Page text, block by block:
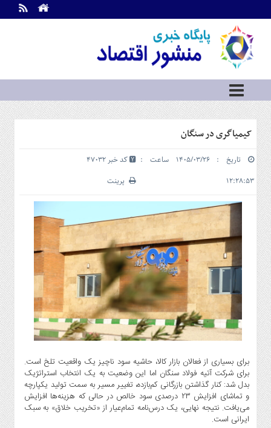
اطلاعات
تماس
ما
درباره
ما
سرویس
ها
بازار
سرمایه
و
بورس
و
شهری
گاز
و
پتروشیمی
صنعت
و
خودرو
استارت
آپ
و
فن
آوری
کیمیاگری در سنگان
تاریخ : ۱۴۰۵/۰۳/۲۶ ساعت :
۱۲:۲۸:۵۳
کد خبر 47032
پرینت
برای بسیاری از فعالان بازار کالا، حاشیه سود ناچیز یک واقعیت تلخ است.
برای شرکت آتیه فولاد سنگان اما این وضعیت به یک انتخاب استراتژیک
بدل شد: کنار گذاشتن بازرگانی کم‌بازده، تغییر مسیر به سمت تولید یکپارچه
و تماشای افزایش ۲۳ درصدی سود خالص در حالی که هزینه‌ها افزایش
می‌یافت. نتیجه نهایی، یک درس‌نامه تمام‌عیار از «تخریب خلاق» به سبک
ایرانی است.